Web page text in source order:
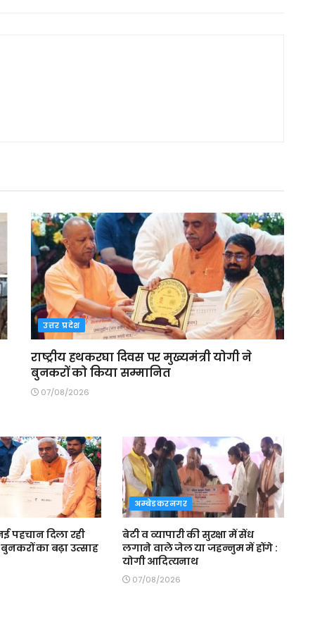
उत्तर प्रदेश
राष्ट्रीय हथकरघा दिवस पर मुख्यमंत्री योगी ने
बुनकरों को किया सम्मानित
07/08/2026
पहचान दिला रही
का बढ़ा उत्साह
अम्बेडकरनगर
बेटी व व्यापारी की सुरक्षा में सेंध
लगाने वाले जेल या जहन्नुम में होंगे :
योगी आदित्यनाथ
07/08/2026